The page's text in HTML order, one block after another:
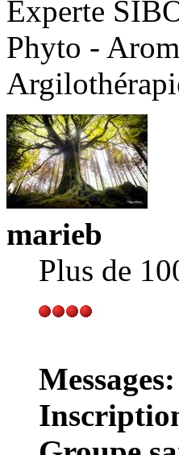
Experte
Phyto -
marieb
Plus de
Messages: